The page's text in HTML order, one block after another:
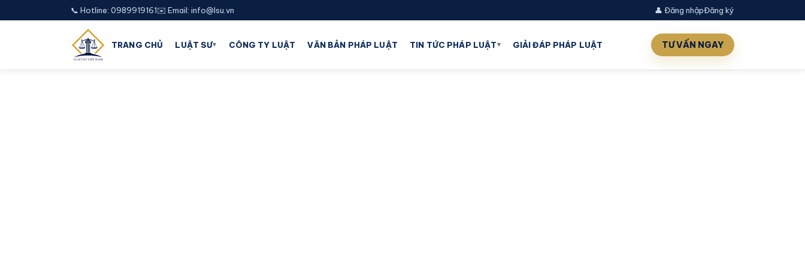
📞 Hotline: 0989919161✉️ Email: info@lsu.vn 👤 Đăng nhậpĐăng ký
TRANG CHỦ LUẬT SƯ▾ CÔNG TY LUẬT VĂN BẢN PHÁP LUẬT TIN TỨC PHÁP LUẬT▾ GIẢI ĐÁP PHÁP LUẬT TƯ VẤN NGAY